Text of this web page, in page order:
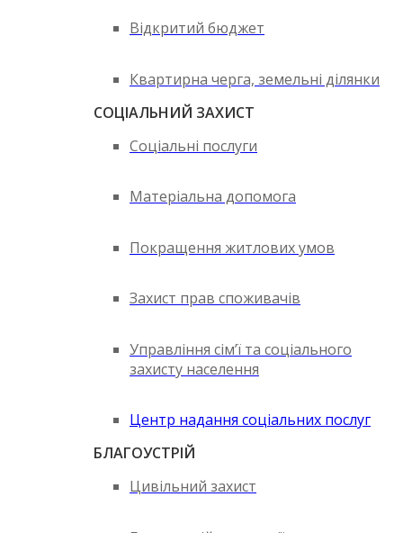
Відкритий бюджет
Квартирна черга, земельні ділянки
СОЦІАЛЬНИЙ ЗАХИСТ
Соціальні послуги
Матеріальна допомога
Покращення житлових умов
Захист прав споживачів
Управління сім’ї та соціального
захисту населення
Центр надання соціальних послуг
БЛАГОУСТРІЙ
Цивільний захист